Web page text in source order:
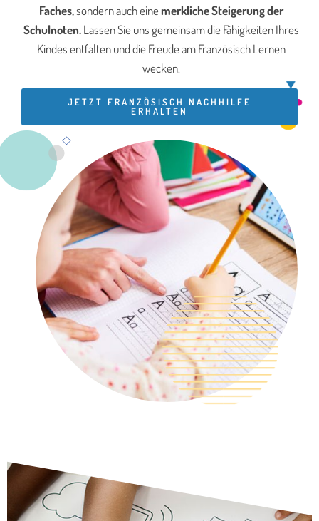
Faches,sondern auch einemerkliche Steigerung der
Schulnoten.Lassen Sie uns gemeinsam die Fähigkeiten Ihres
Kindes entfalten und die Freude am Französisch Lernen
wecken.
JETZT FRANZÖSISCH NACHHILFE
ERHALTEN